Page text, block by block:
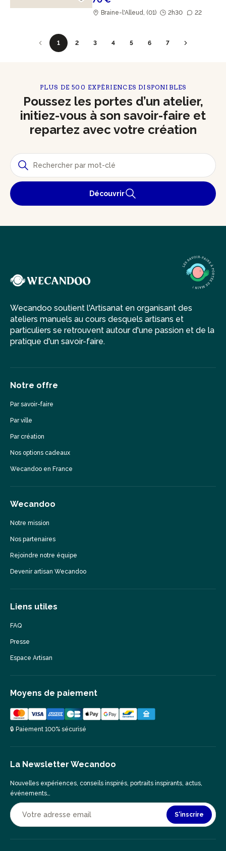
Braine-l'Alleud, (01) 2h30 22
1 2 3 4 5 6 7
PLUS DE 500 EXPÉRIENCES DISPONIBLES
Poussez les portes d’un atelier,
initiez-vous à son savoir-faire et
repartez avec votre création
Découvrir
Wecandoo soutient l'Artisanat en organisant des
ateliers manuels au cours desquels artisans et
particuliers se retrouvent autour d'une passion et de la
pratique d'un savoir-faire.
Notre offre
Par savoir-faire
Par ville
Par création
Nos options cadeaux
Wecandoo en France
Wecandoo
Notre mission
Nos partenaires
Rejoindre notre équipe
Devenir artisan Wecandoo
Liens utiles
FAQ
Presse
Espace Artisan
Moyens de paiement
🔒 Paiement 100% sécurisé
La Newsletter Wecandoo
Nouvelles expériences, conseils inspirés, portraits inspirants, actus,
événements…
S'inscrire